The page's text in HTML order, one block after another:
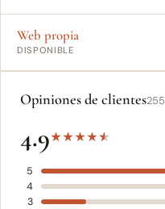
Web propia
DISPONIBLE
Opiniones de clientes
4.9★★★★★
5
4
3